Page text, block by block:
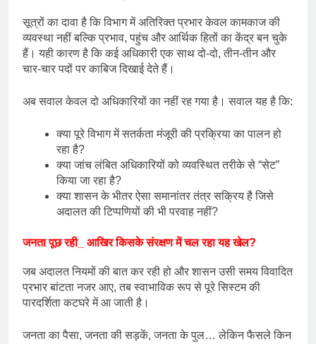
सूत्रों का दावा है कि विभाग में अतिरिक्त प्रभार केवल कामकाज की
व्यवस्था नहीं बल्कि प्रभाव, पहुंच और आर्थिक हितों का केंद्र बन चुके
हैं। यही कारण है कि कई अधिकारी एक साथ दो-दो, तीन-तीन और
चार-चार पदों पर काबिज दिखाई देते हैं।
अब सवाल केवल दो अधिकारियों का नहीं रह गया है। सवाल यह है कि:
क्या पूरे विभाग में सतर्कता मंजूरी की प्रक्रिया का पालन हो
रहा है?
क्या जांच लंबित अधिकारियों को व्यवस्थित तरीके से “सेट”
किया जा रहा है?
क्या शासन के भीतर ऐसा समानांतर तंत्र सक्रिय है जिसे
अदालत की टिप्पणियों की भी परवाह नहीं?
जनता पूछ रही_ आखिर किसके संरक्षण में चल रहा यह खेल?
जब अदालत नियमों की बात कर रही हो और शासन उसी समय विवादित
प्रभार बांटता नजर आए, तब स्वाभाविक रूप से पूरे सिस्टम की
पारदर्शिता कटघरे में आ जाती है।
जनता का पैसा, जनता की सड़कें, जनता के पुल… लेकिन फैसले किन